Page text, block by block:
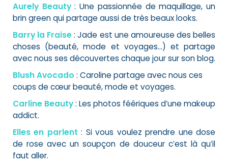
Aurely Beauty: Une passionnée de maquillage, un
brin green qui partage aussi de très beaux looks.
Barry la Fraise: Jade est une amoureuse des belles
choses (beauté, mode et voyages…) et partage
avec nous ses découvertes chaque jour sur son blog.
Blush Avocado : Caroline partage avec nous ces
coups de cœur beauté, mode et voyages.
Carline Beauty: Les photos féériques d’une makeup
addict.
Elles en parlent : Si vous voulez prendre une dose
de rose avec un soupçon de douceur c’est là qu’il
faut aller.